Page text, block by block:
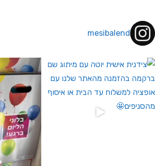
mesibalend
לחברי מועדון ומצטרפים חדשים🤍